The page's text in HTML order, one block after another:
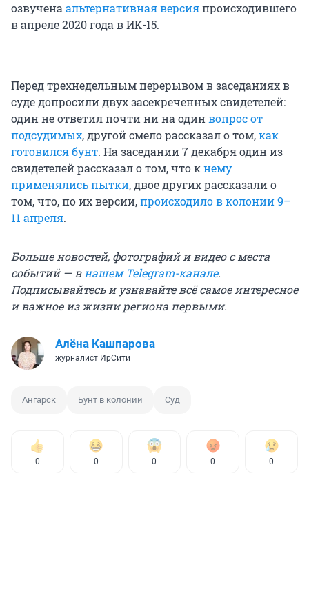
озвученаальтернативная версияпроисходившего
в апреле 2020 года в ИК-15.
Перед трехнедельным перерывом в заседаниях в
суде допросили двух засекреченных свидетелей:
один не ответил почти ни на одинвопрос от
подсудимых, другой смело рассказал о том,как
готовился бунт. На заседании 7 декабря один из
свидетелей рассказал о том, что кнему
применялись пытки, двое других рассказали о
том, что, по их версии,происходило в колонии 9–
11 апреля.
Больше новостей, фотографий и видео с места
событий — внашем Telegram-канале.
Подписывайтесь и узнавайте всё самое интересное
и важное из жизни региона первыми.
Алёна Кашпарова
журналист ИрСити
Ангарск Бунт в колонии Суд
0 0 0 0 0